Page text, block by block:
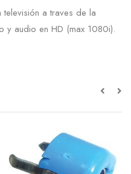
televisión a traves de la
y audio en HD (max 1080i).